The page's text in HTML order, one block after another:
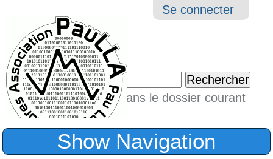
Outils
Se connecter
Chercher par
Seulement dans le dossier courant
Recherche
Show Navigation